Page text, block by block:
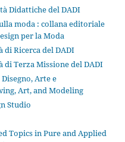
Didattiche del DADI
moda : collana editoriale
per la Moda
di Ricerca del DADI
di Terza Missione del DADI
Arte e
Art, and Modeling
Studio
Topics in Pure and Applied